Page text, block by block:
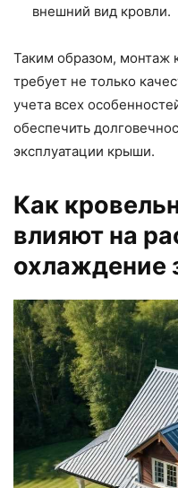
внешний вид кровли.
Таким образом, монтаж
требует не только
учета всех
обеспечить
эксплуатации крыши.
Как
влияют на
охлаждение